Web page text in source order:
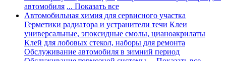
автомобиля ... Показать все
Автомобильная химия для сервисного участка
Герметики радиатора и устранители течи Клеи
универсальные, эпоксидные смолы, цианоакрилаты
Клей для лобовых стекол, наборы для ремонта
Обслуживание автомобиля в зимний период